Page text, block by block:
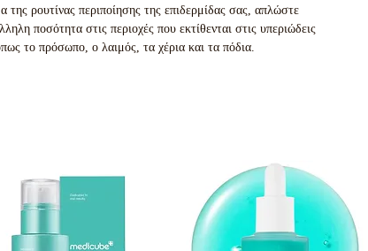
της ρουτίνας περιποίησης της επιδερμίδας σας, απλώστε
ποσότητα στις περιοχές που εκτίθενται στις υπεριώδεις
το πρόσωπο, ο λαιμός, τα χέρια και τα πόδια.